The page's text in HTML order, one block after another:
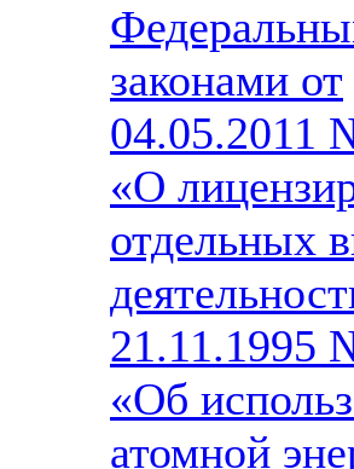
законами от
04.05.2011
«О
отдельных
21.11.1995
«Об
атомной